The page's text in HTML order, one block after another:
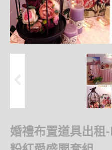
婚禮布置道具出租